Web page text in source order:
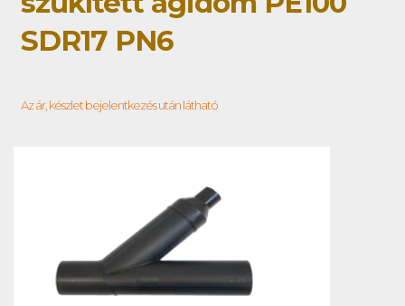
SDR17 PN6
Az ár, készlet bejelentkezés után látható